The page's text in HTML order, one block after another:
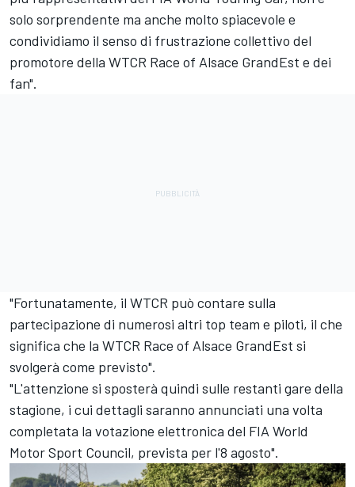
solo sorprendente ma anche molto spiacevole e
condividiamo il senso di frustrazione collettivo del
promotore della WTCR Race of Alsace GrandEst e dei
fan".
"Fortunatamente, il WTCR può contare sulla
partecipazione di numerosi altri top team e piloti, il che
significa che la WTCR Race of Alsace GrandEst si
svolgerà come previsto".
"L'attenzione si sposterà quindi sulle restanti gare della
stagione, i cui dettagli saranno annunciati una volta
completata la votazione elettronica del FIA World
Motor Sport Council, prevista per l'8 agosto".